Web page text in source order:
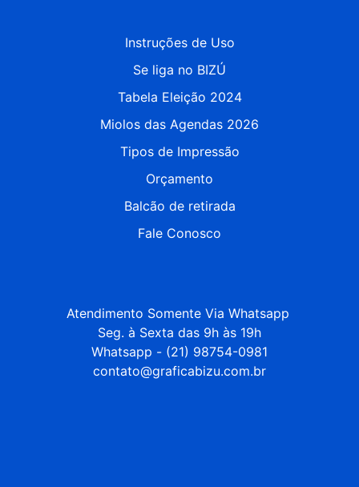
Instruções de Uso
Se liga no BIZÚ
Tabela Eleição 2024
Miolos das Agendas 2026
Tipos de Impressão
Orçamento
Balcão de retirada
Fale Conosco
Atendimento Somente Via Whatsapp
Seg. à Sexta das 9h às 19h
Whatsapp - (21) 98754-0981
contato@graficabizu.com.br